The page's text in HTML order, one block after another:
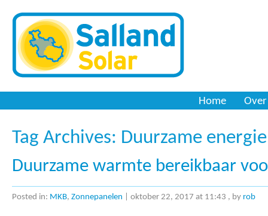
Home
Tag Archives: Duurzame energie
Duurzame warmte bereikbaar
Posted in: MKB, Zonnepanelen oktober 22, 2017 at 11:43 , by rob